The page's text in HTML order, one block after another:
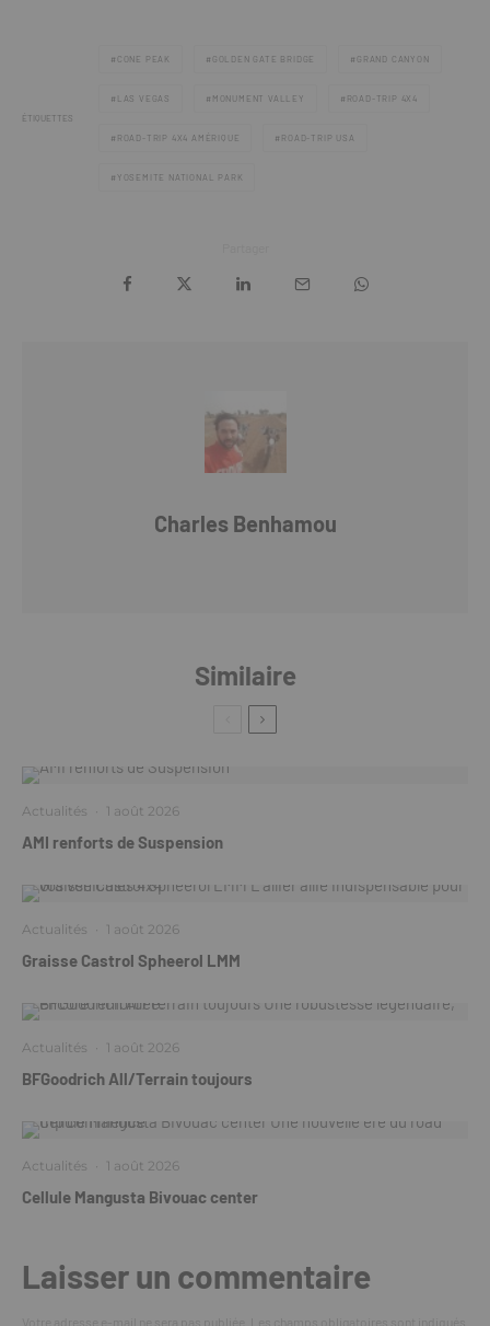
ÉTIQUETTES
CONE PEAK GOLDEN GATE BRIDGE GRAND CANYON
LAS VEGAS MONUMENT VALLEY ROAD-TRIP 4X4
ROAD-TRIP 4X4 AMÉRIQUE ROAD-TRIP USA
YOSEMITE NATIONAL PARK
Charles Benhamou
Similaire
Actualités · 1 août 2026
AMI renforts de Suspension
Actualités · 1 août 2026
Graisse Castrol Spheerol LMM
Actualités · 1 août 2026
BFGoodrich All/Terrain toujours
Actualités · 1 août 2026
Cellule Mangusta Bivouac center
Laisser un commentaire